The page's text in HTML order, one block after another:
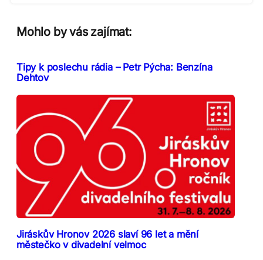
Mohlo by vás zajímat:
Tipy k poslechu rádia – Petr Pýcha: Benzína
Dehtov
Jiráskův Hronov 2026 slaví 96 let a mění
městečko v divadelní velmoc